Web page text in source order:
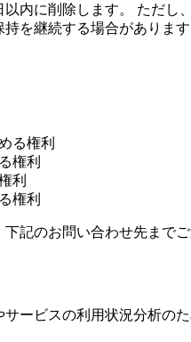
内に削除します。 ただ
を継続する場合があります
る権利
権利
利
権利
記のお問い合わせ先までご
ービスの利用状況分析の